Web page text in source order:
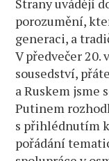
porozumění,
generaci, a
V předvečer 20.
sousedství,
a Ruskem jsme
Putinem
s přihlédnutím k
pořádání